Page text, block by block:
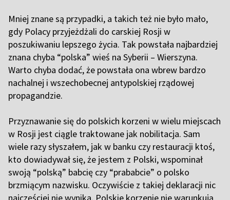
Mniej znane są przypadki, a takich też nie było mało,
gdy Polacy przyjeżdżali do carskiej Rosji w
poszukiwaniu lepszego życia. Tak powstała najbardziej
znana chyba “polska” wieś na Syberii – Wierszyna.
Warto chyba dodać, że powstała ona wbrew bardzo
nachalnej i wszechobecnej antypolskiej rządowej
propagandzie.
Przyznawanie się do polskich korzeni w wielu miejscach
w Rosji jest ciągle traktowane jak nobilitacja. Sam
wiele razy słyszałem, jak w banku czy restauracji ktoś,
kto dowiadywał się, że jestem z Polski, wspominał
swoją “polską” babcię czy “prababcie” o polsko
brzmiącym nazwisku. Oczywiście z takiej deklaracji nic